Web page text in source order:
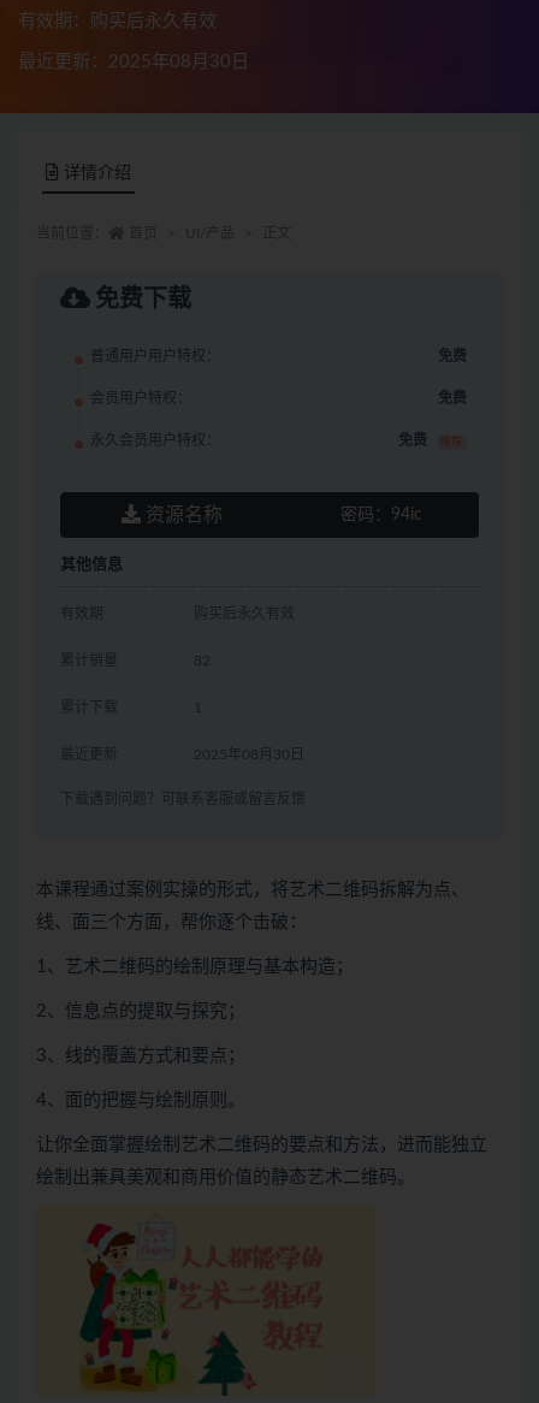
有效期：购买后永久有效
最近更新：2025年08月30日
详情介绍
免费下载
普通用户用户特权： 免费
会员用户特权： 免费
永久会员用户特权： 免费 推荐
资源名称 密码： 94ic
其他信息
有效期 购买后永久有效
累计销量 82
累计下载 1
最近更新 2025年08月30日
下载遇到问题？可联系客服或留言反馈
本课程通过案例实操的形式，将艺术二维码拆解为点、
线、面三个方面，帮你逐个击破：
1、艺术二维码的绘制原理与基本构造；
2、信息点的提取与探究；
3、线的覆盖方式和要点；
4、面的把握与绘制原则。
让你全面掌握绘制艺术二维码的要点和方法，进而能独立
绘制出兼具美观和商用价值的静态艺术二维码。